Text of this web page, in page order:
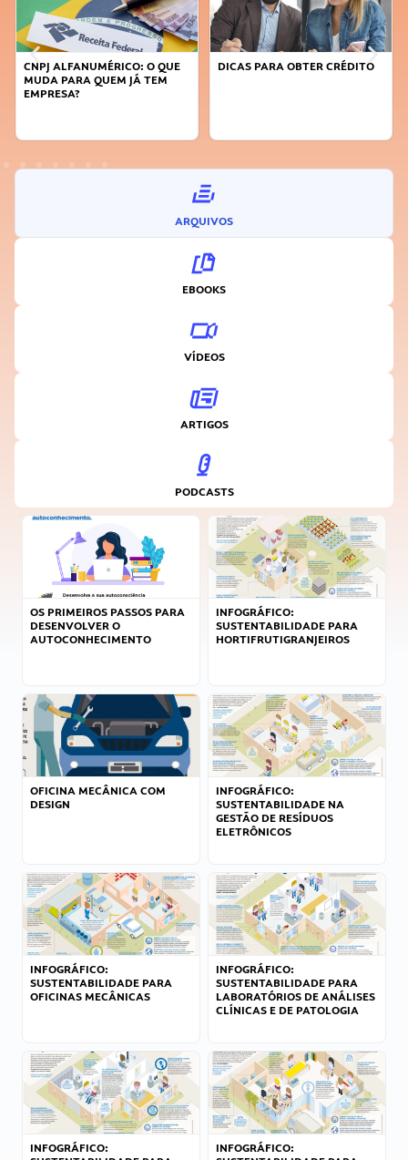
O QUE
QUEM JÁ TEM
DICAS PARA OBTER CRÉDITO
FAÇA A
ARQUIVOS
EBOOKS
VÍDEOS
ARTIGOS
PODCASTS
OS PRIMEIROS PASSOS PARA
DESENVOLVER O
AUTOCONHECIMENTO
INFOGRÁFICO:
SUSTENTABILIDADE PARA
HORTIFRUTIGRANJEIROS
OFICINA MECÂNICA COM
DESIGN
INFOGRÁFICO:
SUSTENTABILIDADE NA
GESTÃO DE RESÍDUOS
ELETRÔNICOS
INFOGRÁFICO:
SUSTENTABILIDADE PARA
OFICINAS MECÂNICAS
INFOGRÁFICO:
SUSTENTABILIDADE PARA
LABORATÓRIOS DE ANÁLISES
CLÍNICAS E DE PATOLOGIA
INFOGRÁFICO:
INFOGRÁFICO: